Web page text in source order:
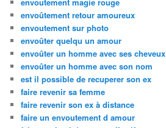
envoutement magie rouge
envoûtement retour amoureux
envoutement sur photo
envoûter quelqu un amour
envoûter un homme avec ses cheveux
envoûter un homme avec son nom
est il possible de recuperer son ex
faire revenir sa femme
faire revenir son ex à distance
faire un envoutement d amour